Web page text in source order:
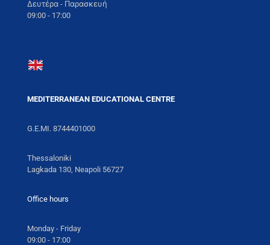
Δευτέρα - Παρασκευή
09:00 - 17:00
MEDITERRANEAN EDUCATIONAL CENTRE
G.E.MI. 8744401000
Thessaloniki
Lagkada 130, Neapoli 56727
Office hours
Monday - Friday
09:00 - 17:00